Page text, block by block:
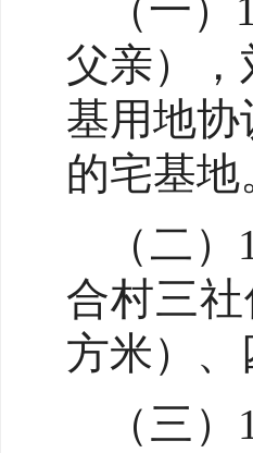
（一
父亲），
基用地
的宅基地
（二
合村三
方米）
（三